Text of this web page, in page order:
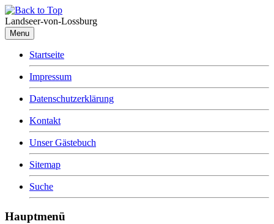
Landseer-von-Lossburg
Menu
Startseite
Impressum
Datenschutzerklärung
Kontakt
Unser Gästebuch
Sitemap
Suche
Hauptmenü